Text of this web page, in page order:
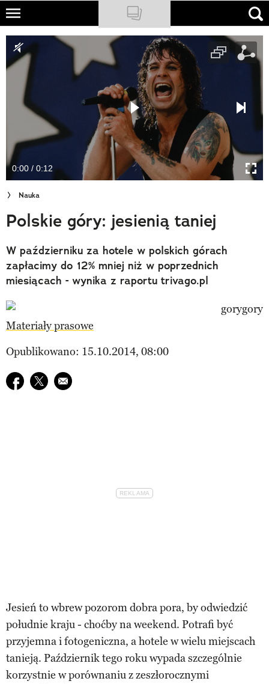
Skip
main
content
NATIONAL GEOGRAPHIC
TRAVELER
PODCASTY
Newsletter
Cuda Polski
Wielki Konkurs Fotograficzny
Trendbook Podróżniczy
Polecane
0:00 / 0:12
Nauka
Polskie góry: jesienią taniej
W październiku za hotele w polskich górach
zapłacimy do 12% mniej niż w poprzednich
miesiącach - wynika z raportu trivago.pl
Materiały prasowe
Opublikowano: 15.10.2014, 08:00
Udostępnij na facebook
Udostępnij na twitter
E-mail do przyjaciela
Jesień to wbrew pozorom dobra pora, by odwiedzić
południe kraju - choćby na weekend. Potrafi być
przyjemna i fotogeniczna, a hotele w wielu miejscach
tanieją. Październik tego roku wypada szczególnie
korzystnie w porównaniu z zeszłorocznymi